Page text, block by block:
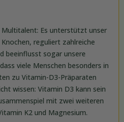
Es unterstützt unser
reguliert zahlreiche
beeinflusst sogar unsere
viele Menschen besonders in
zu Vitamin-D3-Präparaten
wissen: Vitamin D3 kann sein
mit zwei weiteren
K2 und Magnesium.